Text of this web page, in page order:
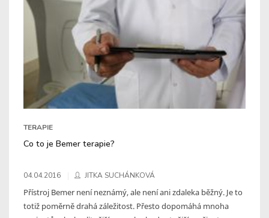
TERAPIE
Co to je Bemer terapie?
04.04.2016 JITKA SUCHÁNKOVÁ
Přístroj Bemer není neznámý, ale není ani zdaleka běžný. Je to
totiž poměrně drahá záležitost. Přesto dopomáhá mnoha